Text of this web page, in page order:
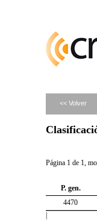
<< Volver
Página 1 de 1,
P. gen.
4470
|